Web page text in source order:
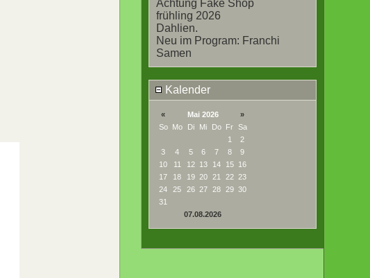
Achtung Fake Shop
frühling 2026
Dahlien.
Neu im Program: Franchi
Samen
Kalender
« Mai 2026
»
So Mo Di Mi Do Fr Sa
1
2
3
4 5 6 7 8
9
10
11 12 13 14 15 16
17
18 19 20 21 22 23
24
25 26 27 28 29 30
31
07.08.2026